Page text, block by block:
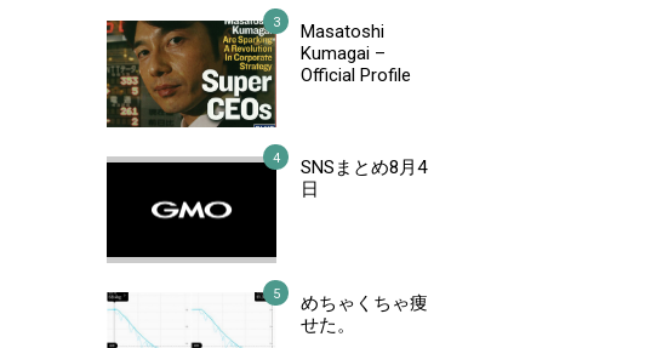
Masatoshi
Kumagai –
Official Profile
SNSまとめ8月4
日
めちゃくちゃ痩
せた。